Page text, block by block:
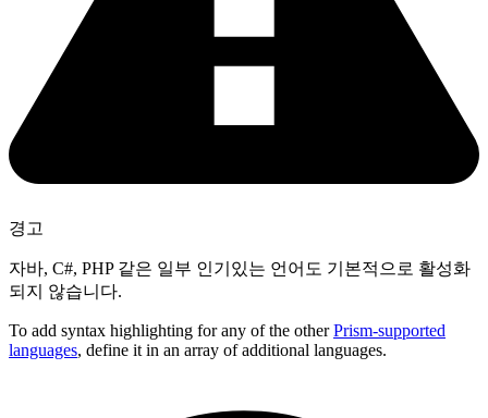
경고
자바, C#, PHP 같은 일부 인기있는 언어도 기본적으로 활성화
되지 않습니다.
To add syntax highlighting for any of the otherPrism-supported
languages, define it in an array of additional languages.